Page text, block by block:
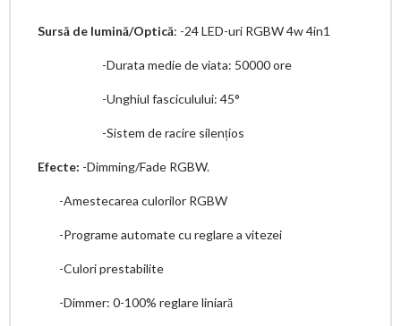
Sursă de lumină/Optică: -24 LED-uri RGBW 4w 4in1
-Durata medie de viata: 50000 ore
-Unghiul fasciculului: 45°
-Sistem de racire silențios
Efecte: -Dimming/Fade RGBW.
-Amestecarea culorilor RGBW
-Programe automate cu reglare a vitezei
-Culori prestabilite
-Dimmer: 0-100% reglare liniară